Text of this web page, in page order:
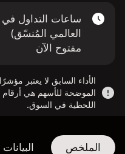
ساعات التداول
العالمي المُنسّق)
مفتوح الآن
الأداء السابق لا يعتبر
الموضحة للأسهم هي أرقام
اللحظية في السوق.
الملخص